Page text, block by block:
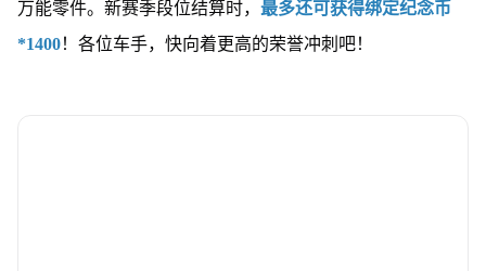
万能零件。新赛季段位结算时， 最多还可获得绑定纪念币
*1400！各位车手，快向着更高的荣誉冲刺吧！